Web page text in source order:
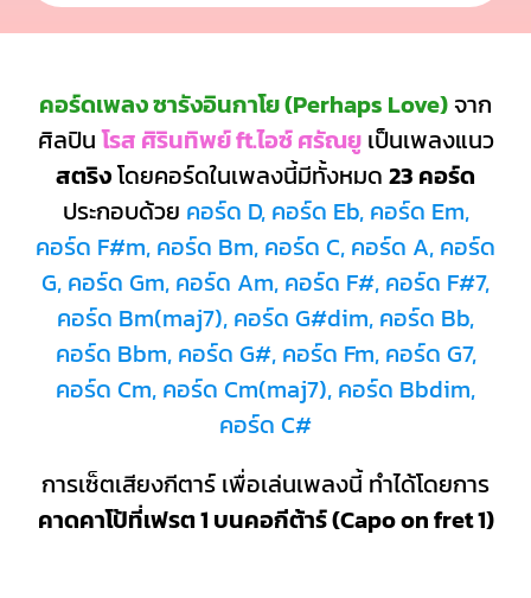
คอร์ดเพลง ซารังอินกาโย (Perhaps Love) จาก
ศิลปินโรส ศิรินทิพย์ ft.ไอซ์ ศรัณยูเป็นเพลงแนว
สตริงโดยคอร์ดในเพลงนี้มีทั้งหมด 23 คอร์ด
ประกอบด้วย คอร์ด D, คอร์ด Eb, คอร์ด Em,
คอร์ด F#m, คอร์ด Bm, คอร์ด C, คอร์ด A, คอร์ด
G, คอร์ด Gm, คอร์ด Am, คอร์ด F#, คอร์ด F#7,
คอร์ด Bm(maj7), คอร์ด G#dim, คอร์ด Bb,
คอร์ด Bbm, คอร์ด G#, คอร์ด Fm, คอร์ด G7,
คอร์ด Cm, คอร์ด Cm(maj7), คอร์ด Bbdim,
คอร์ด C#
การเซ็ตเสียงกีตาร์ เพื่อเล่นเพลงนี้ ทำได้โดยการ
คาดคาโป้ที่เฟรต 1 บนคอกีต้าร์ (Capo on fret 1)